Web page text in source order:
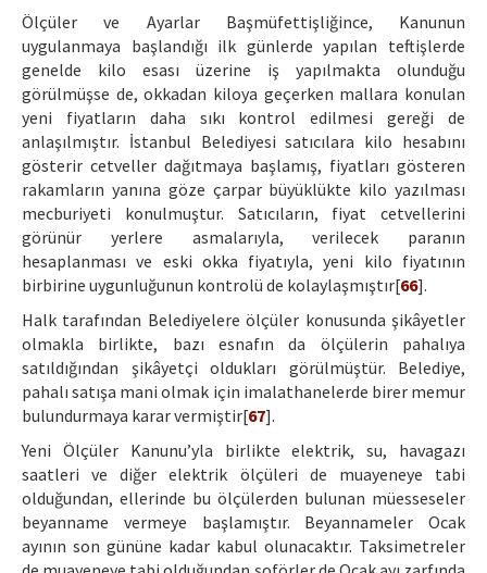
Ölçüler ve Ayarlar Başmüfettişliğince, Kanunun
uygulanmaya başlandığı ilk günlerde yapılan teftişlerde
genelde kilo esası üzerine iş yapılmakta olunduğu
görülmüşse de, okkadan kiloya geçerken mallara konulan
yeni fiyatların daha sıkı kontrol edilmesi gereği de
anlaşılmıştır. İstanbul Belediyesi satıcılara kilo hesabını
gösterir cetveller dağıtmaya başlamış, fiyatları gösteren
rakamların yanına göze çarpar büyüklükte kilo yazılması
mecburiyeti konulmuştur. Satıcıların, fiyat cetvellerini
görünür yerlere asmalarıyla, verilecek paranın
hesaplanması ve eski okka fiyatıyla, yeni kilo fiyatının
birbirine uygunluğunun kontrolü de kolaylaşmıştır[66].
Halk tarafından Belediyelere ölçüler konusunda şikâyetler
olmakla birlikte, bazı esnafın da ölçülerin pahalıya
satıldığından şikâyetçi oldukları görülmüştür. Belediye,
pahalı satışa mani olmak için imalathanelerde birer memur
bulundurmaya karar vermiştir[67].
Yeni Ölçüler Kanunu’yla birlikte elektrik, su, havagazı
saatleri ve diğer elektrik ölçüleri de muayeneye tabi
olduğundan, ellerinde bu ölçülerden bulunan müesseseler
beyanname vermeye başlamıştır. Beyannameler Ocak
ayının son gününe kadar kabul olunacaktır. Taksimetreler